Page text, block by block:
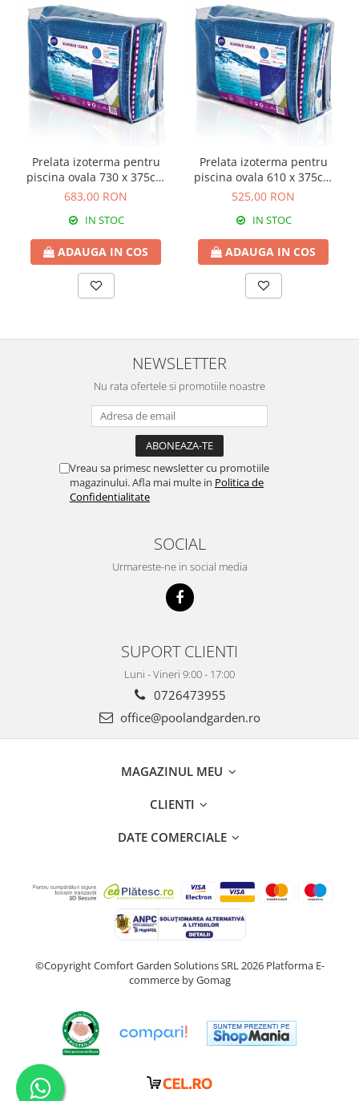
Prelata izoterma pentru
piscina ovala 730 x 375cm
180 microni
683,00 RON
IN STOC
ADAUGA IN COS
Prelata izoterma pentru
piscina ovala 610 x 375cm
180 microni
525,00 RON
IN STOC
ADAUGA IN COS
NEWSLETTER
Nu rata ofertele si promotiile noastre
Vreau sa primesc newsletter cu promotiile
magazinului. Afla mai multe in Politica de
Confidentialitate
SOCIAL
Urmareste-ne in social media
SUPORT CLIENTI
Luni - Vineri 9:00 - 17:00
0726473955
office@poolandgarden.ro
MAGAZINUL MEU
CLIENTI
DATE COMERCIALE
©Copyright Comfort Garden Solutions SRL 2026 Platforma E-
commerce by Gomag